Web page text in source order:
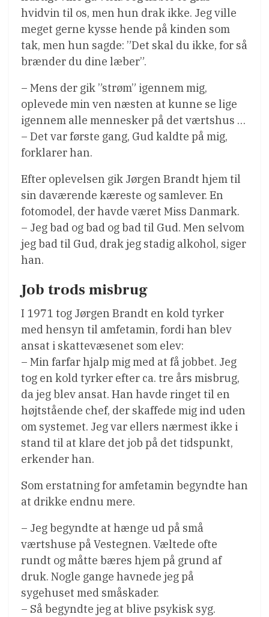
hvidvin til os, men hun drak ikke. Jeg ville
meget gerne kysse hende på kinden som
tak, men hun sagde: ”Det skal du ikke, for så
brænder du dine læber”.
– Mens der gik ”strøm” igennem mig,
oplevede min ven næsten at kunne se lige
igennem alle mennesker på det værtshus …
– Det var første gang, Gud kaldte på mig,
forklarer han.
Efter oplevelsen gik Jørgen Brandt hjem til
sin daværende kæreste og samlever. En
fotomodel, der havde været Miss Danmark.
– Jeg bad og bad og bad til Gud. Men selvom
jeg bad til Gud, drak jeg stadig alkohol, siger
han.
Job trods misbrug
I 1971 tog Jørgen Brandt en kold tyrker
med hensyn til amfetamin, fordi han blev
ansat i skattevæsenet som elev:
– Min farfar hjalp mig med at få jobbet. Jeg
tog en kold tyrker efter ca. tre års misbrug,
da jeg blev ansat. Han havde ringet til en
højtstående chef, der skaffede mig ind uden
om systemet. Jeg var ellers nærmest ikke i
stand til at klare det job på det tidspunkt,
erkender han.
Som erstatning for amfetamin begyndte han
at drikke endnu mere.
– Jeg begyndte at hænge ud på små
værtshuse på Vestegnen. Væltede ofte
rundt og måtte bæres hjem på grund af
druk. Nogle gange havnede jeg på
sygehuset med småskader.
– Så begyndte jeg at blive psykisk syg.